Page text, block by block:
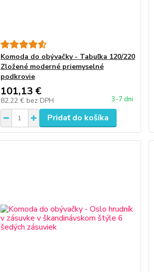
Komoda do obývačky - Tabuľka 120/220
Zložené moderné priemyselné
podkrovie
101,13 €
82,22 € bez DPH 3-7 dni
Pridať do košíka